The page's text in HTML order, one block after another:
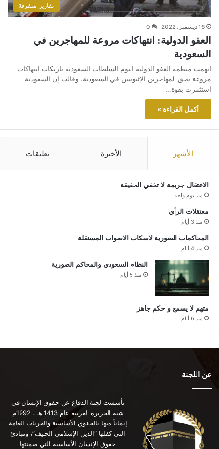
تقارير متفرقة
16 ديسمبر، 2022 0
العفو الدولية: انتهاكات مروعة للمهاجرين في
السعودية
اتهمت منظمة العفو الدولية اليوم السلطات السعودية بارتكاب انتهاكات
مروعة بحق المهاجرين الإثيوبيين في السعودية. وقالت إن السعودية
استثمرت بقوة…
أكمل القراءة »
الأشهر الأخيرة تعليقات
الاعتقال جريمة لا تخفي الحقيقة
منذ يوم واحد
معتقلات الرأي
منذ 3 أيام
المحاكمات الصورية لاسكات الاصوات المستقلة
منذ 4 أيام
النظام السعودي والمحاكم الصورية
منذ 5 أيام
متهم لا يسمع و حكم جاهز
منذ 6 أيام
عن اللجنة
تأسست لجنة الدفاع عن حقوق الإنسان في
شبه الجزيرة العربية عام 1413 هـ ـ 1992م
إيماناً منها بالحقوق الأساسية والحريات العامة
التي كفلها “الدين الإسلامي الحنيف”، ومبادئ
حقوق الإنسان الأساسية التي ضمنتها